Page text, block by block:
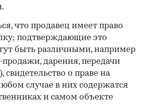
что продавец имеет право
подтверждающие это
быть различными, например
дарения, передачи
свидетельство о праве на
случае в них содержатся
и самом объекте